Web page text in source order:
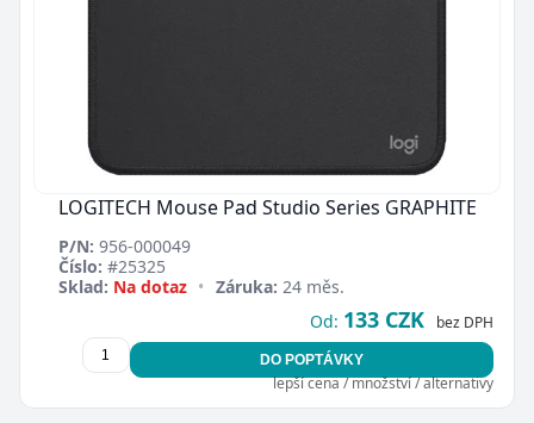
LOGITECH Mouse Pad Studio Series GRAPHITE
P/N: 956-000049
Číslo: #25325
Sklad: Na dotaz • Záruka: 24 měs.
Od: 133 CZK bez DPH
DO POPTÁVKY
lepší cena / množství / alternativy